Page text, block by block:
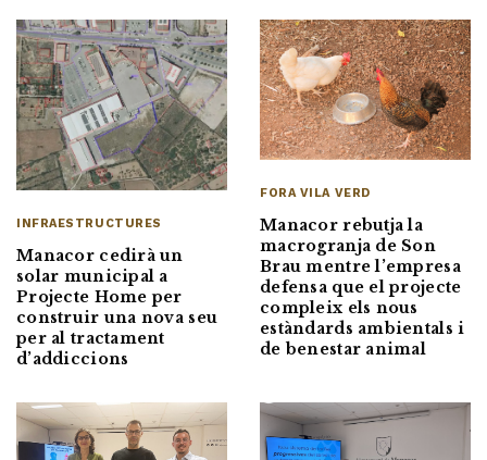
INFRAESTRUCTURES
Manacor cedirà un
solar municipal a
Projecte Home per
construir una nova seu
per al tractament
d’addiccions
FORA VILA VERD
Manacor rebutja la
macrogranja de Son
Brau mentre l’empresa
defensa que el projecte
compleix els nous
estàndards ambientals i
de benestar animal